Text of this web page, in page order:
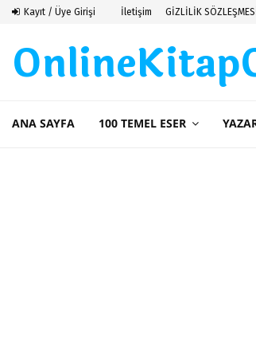
Kayıt / Üye Girişi İletişim GİZLİLİK
Saint Exupery
ANA SAYFA 100 TEMEL ESER